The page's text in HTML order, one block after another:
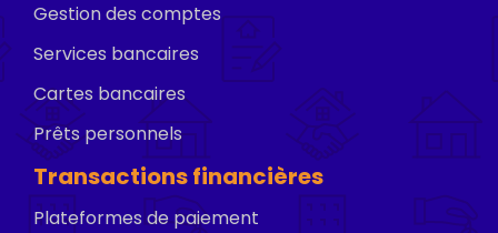
Gestion des comptes
Services bancaires
Cartes bancaires
Prêts personnels
Transactions financières
Plateformes de paiement